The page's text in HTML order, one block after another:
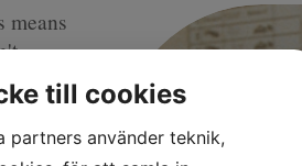
means
till cookies
partners använder teknik,